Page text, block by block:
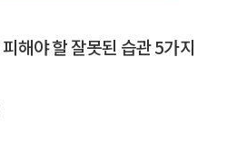
해야 할 잘못된 습관 5가지